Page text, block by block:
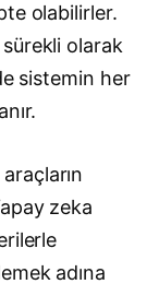
olabilirler.
sürekli olarak
sistemin her
zeka
adına